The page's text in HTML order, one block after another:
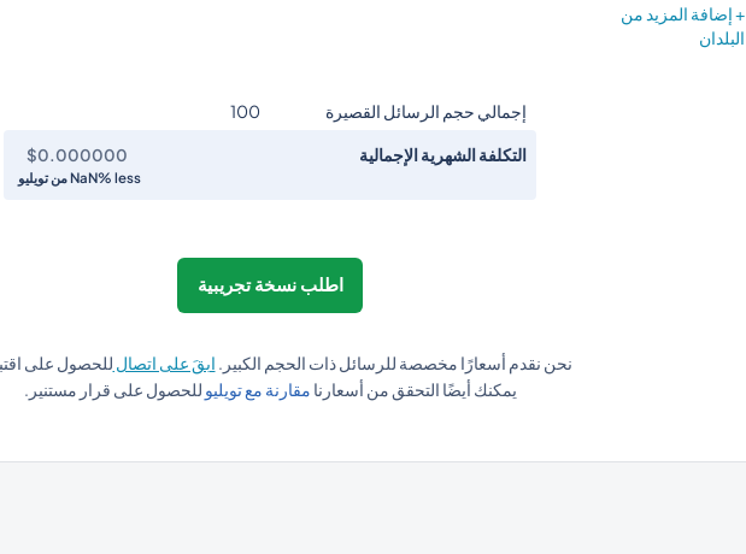
+ إضافة المزيد من
البلدان
إجمالي حجم الرسائل القصيرة 100
التكلفة الشهرية الإجمالية $0.000000
NaN% lessمن تويليو
اطلب نسخة تجريبية
نحن نقدم أسعارًا مخصصة للرسائل ذات الحجم الكبير. ابقَ على اتصال للحصول على
يمكنك أيضًا التحقق من أسعارنا مقارنة مع تويليو للحصول على قرار مستنير.